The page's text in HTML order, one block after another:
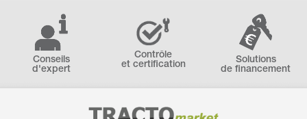
Conseils
d'expert
Contrôle
et certification
Solutions
de financement